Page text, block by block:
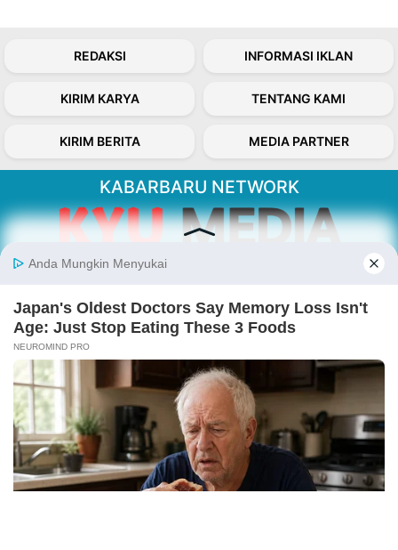
REDAKSI INFORMASI IKLAN
KIRIM KARYA TENTANG KAMI
KIRIM BERITA MEDIA PARTNER
KABARBARU NETWORK
Kabarbaru.co menyajikan berita aktual dan
inspiratif dari sudut pandang berbaik sangka
Follow Kabarbaru